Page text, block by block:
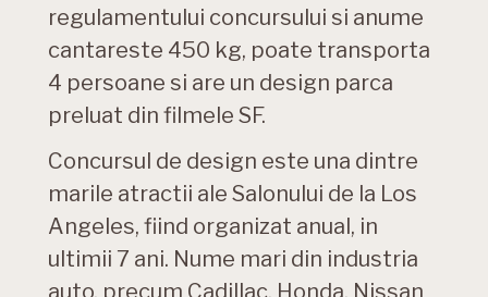
regulamentului concursului si anume
cantareste 450 kg, poate transporta
4 persoane si are un design parca
preluat din filmele SF.
Concursul de design este una dintre
marile atractii ale Salonului de la Los
Angeles, fiind organizat anual, in
ultimii 7 ani. Nume mari din industria
auto, precum Cadillac, Honda, Nissan